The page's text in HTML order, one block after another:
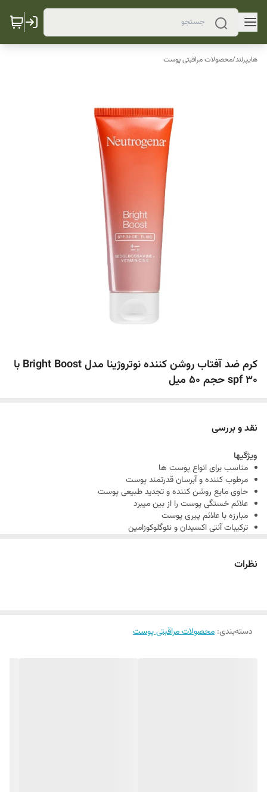
هایپرلند/محصولات مراقبتی پوست
کرم ضد آفتاب روشن کننده نوتروژینا مدل Bright Boost با
spf 30 حجم 50 میل
نقد و بررسی
ویژگیها
مناسب برای انواع پوست ها
مرطوب کننده و آبرسان قدرتمند پوست
حاوی مایع روشن کننده و تجدید طبیعی پوست
علائم خستگی پوست را از بین میبرد
مبارزه با علائم پیری پوست
ترکیبات آنتی اکسیدان و نئوگلوکوزامین
نظرات
دسته‌بندی: محصولات مراقبتی پوست